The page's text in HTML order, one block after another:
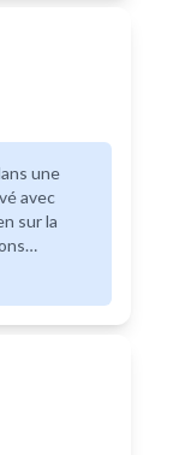
une
sur la